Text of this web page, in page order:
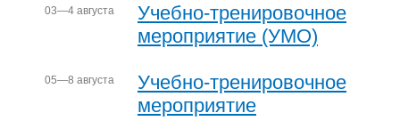
03—4 августа
Учебно-тренировочное
мероприятие (УМО)
05—8 августа
Учебно-тренировочное
мероприятие